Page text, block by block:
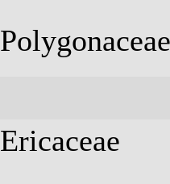
Polygonaceae
Ericaceae